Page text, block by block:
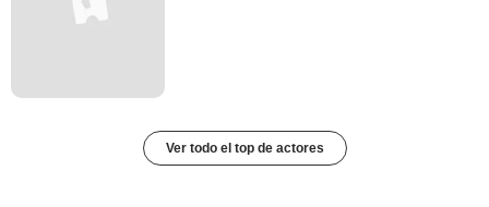
Ver todo el top de actores